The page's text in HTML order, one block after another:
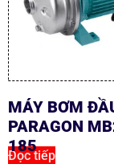
MÁY BƠM
PARAGON
185
Đọc tiếp